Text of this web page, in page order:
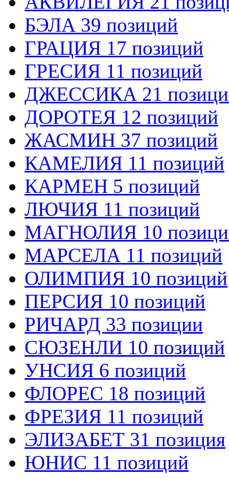
БЭЛА 39 позиций
ГРАЦИЯ 17 позиций
ГРЕСИЯ 11 позиций
ДЖЕССИКА 21
ДОРОТЕЯ 12 позиций
ЖАСМИН 37 позиций
КАМЕЛИЯ 11 позиций
КАРМЕН 5 позиций
ЛЮЧИЯ 11 позиций
МАГНОЛИЯ 10
МАРСЕЛА 11 позиций
ОЛИМПИЯ 10 позиций
ПЕРСИЯ 10 позиций
РИЧАРД 33 позиции
СЮЗЕНЛИ 10 позиций
УНСИЯ 6 позиций
ФЛОРЕС 18 позиций
ФРЕЗИЯ 11 позиций
ЭЛИЗАБЕТ 31 позиция
ЮНИС 11 позиций